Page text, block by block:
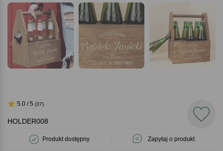
HOLDER008
Produkt dostępny Zapytaj o produkt
5.0 / 5 (37)